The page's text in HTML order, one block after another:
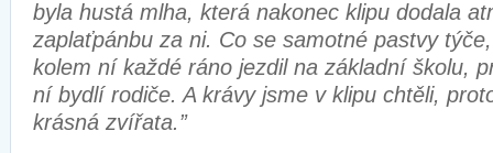
byla hustá mlha, která nakonec klipu dodala
zaplaťpánbu za ni. Co se samotné pastvy
kolem ní každé ráno jezdil na základní školu,
ní bydlí rodiče. A krávy jsme v klipu chtěli,
krásná zvířata.”